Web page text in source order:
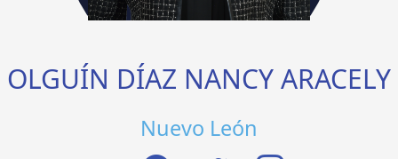
OLGUÍN DÍAZ NANCY ARACELY
Nuevo León